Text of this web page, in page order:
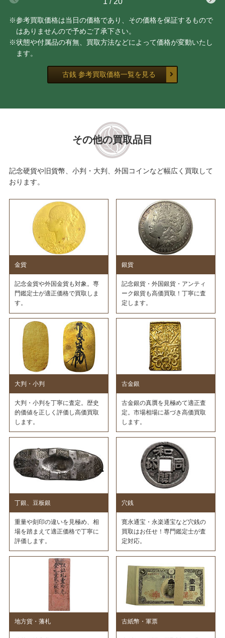
※参考買取価格は当日の価格であり、その価格を保証するもので
はありませんので予めご了承下さい。
※状態や付属品の有無、買取方法などによって価格が変動いたし
ます。
古銭 参考買取価格一覧を見る
その他の買取品目
記念硬貨や旧貨幣、小判・大判、外国コインなど幅広く買取して
おります。
金貨
記念金貨や外国金貨も対象。専
門鑑定士が適正価格で買取しま
す。
銀貨
記念銀貨・外国銀貨・アンティ
ーク銀貨も高価買取！丁寧に査
定します。
大判・小判
大判・小判を丁寧に査定。歴史
的価値を正しく評価し高価買取
します。
古金銀
古金銀の真贋を見極めて適正査
定。市場相場に基づき高価買取
します。
丁銀、豆板銀
重量や刻印の違いを見極め、相
場を踏まえて適正価格で丁寧に
評価します。
穴銭
寛永通宝・永楽通宝など穴銭の
買取はお任せ！専門鑑定士が査
定対応。
地方貨・藩札 古紙幣・軍票